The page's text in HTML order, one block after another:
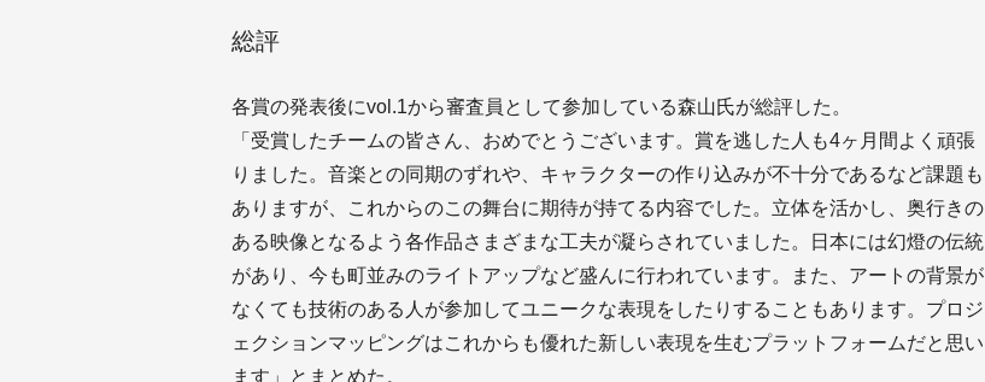
総評
各賞の発表後にvol.1から審査員として参加している森山氏が総評した。
「受賞したチームの皆さん、おめでとうございます。賞を逃した人も4ヶ月間よく頑張
りました。音楽との同期のずれや、キャラクターの作り込みが不十分であるなど課題も
ありますが、これからのこの舞台に期待が持てる内容でした。立体を活かし、奥行きの
ある映像となるよう各作品さまざまな工夫が凝らされていました。日本には幻燈の伝統
があり、今も町並みのライトアップなど盛んに行われています。また、アートの背景が
なくても技術のある人が参加してユニークな表現をしたりすることもあります。プロジ
ェクションマッピングはこれからも優れた新しい表現を生むプラットフォームだと思い
ます」とまとめた。